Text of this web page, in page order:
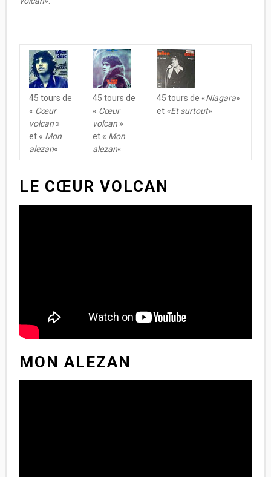
45 tours de
« Cœur
volcan»
et « Mon
alezan«
45 tours de
« Cœur
volcan»
et « Mon
alezan«
45 tours de «Niagara»
et «Et surtout»
LE CŒUR VOLCAN
MON ALEZAN